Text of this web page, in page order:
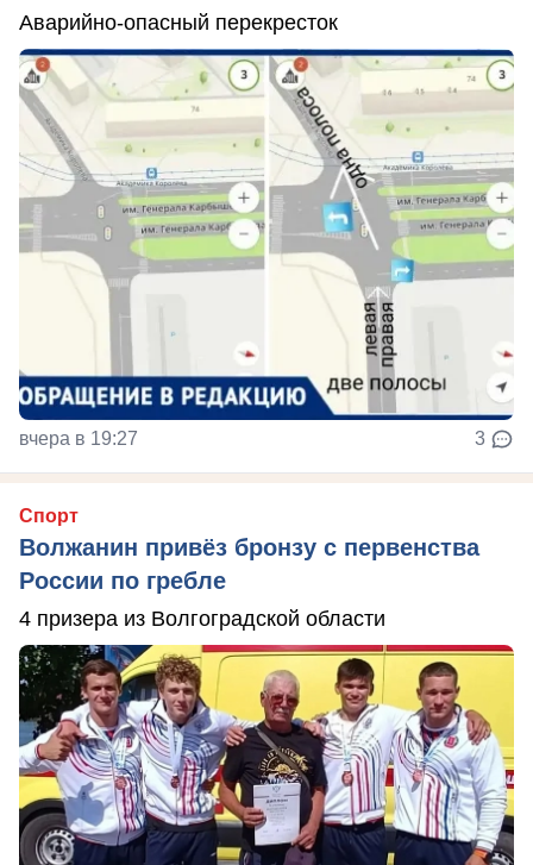
Аварийно-опасный перекресток
вчера в 19:27 3
Спорт
Волжанин привёз бронзу с первенства
России по гребле
4 призера из Волгоградской области